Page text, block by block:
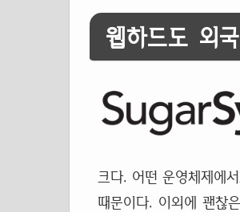
웹하드도 외
크다. 어떤 운영체제에
때문이다. 이외에 괜찮